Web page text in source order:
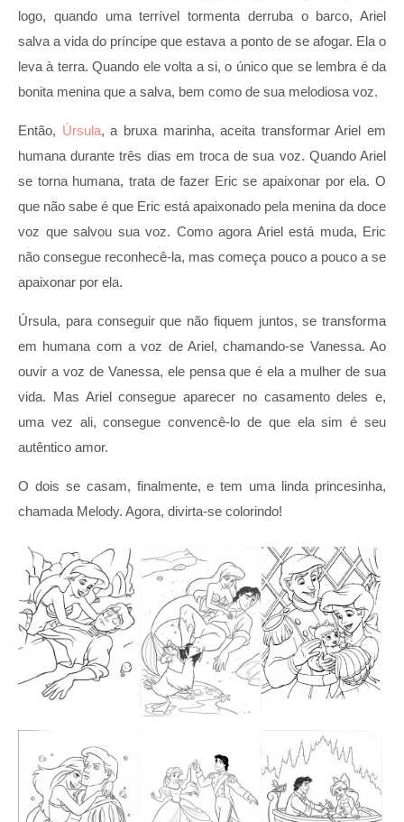
logo, quando uma terrível tormenta derruba o barco, Ariel
salva a vida do príncipe que estava a ponto de se afogar. Ela o
leva à terra. Quando ele volta a si, o único que se lembra é da
bonita menina que a salva, bem como de sua melodiosa voz.
Então, Úrsula, a bruxa marinha, aceita transformar Ariel em
humana durante três dias em troca de sua voz. Quando Ariel
se torna humana, trata de fazer Eric se apaixonar por ela. O
que não sabe é que Eric está apaixonado pela menina da doce
voz que salvou sua voz. Como agora Ariel está muda, Eric
não consegue reconhecê-la, mas começa pouco a pouco a se
apaixonar por ela.
Úrsula, para conseguir que não fiquem juntos, se transforma
em humana com a voz de Ariel, chamando-se Vanessa. Ao
ouvir a voz de Vanessa, ele pensa que é ela a mulher de sua
vida. Mas Ariel consegue aparecer no casamento deles e,
uma vez ali, consegue convencê-lo de que ela sim é seu
autêntico amor.
O dois se casam, finalmente, e tem uma linda princesinha,
chamada Melody. Agora, divirta-se colorindo!